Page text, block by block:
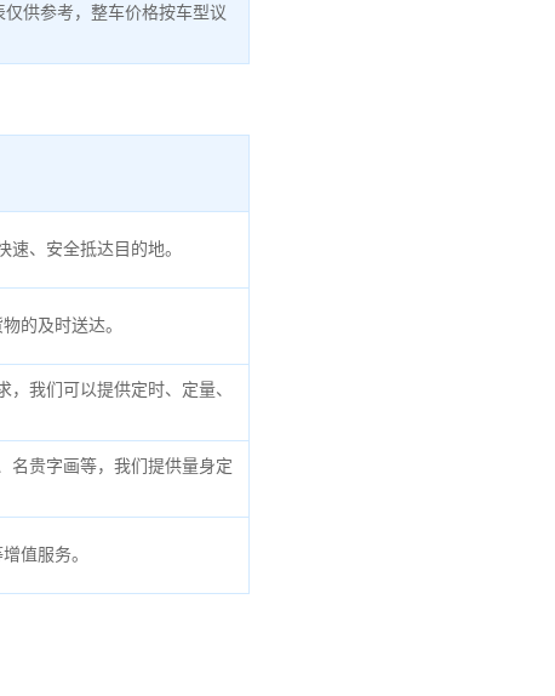
供参考，整车价格按车型议
、安全抵达目的地。
的及时送达。
我们可以提供定时、定量、
名贵字画等，我们提供量身定
值服务。